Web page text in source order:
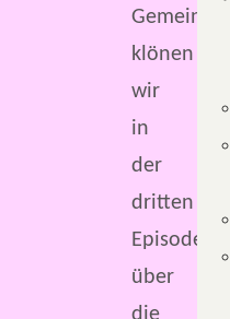
Gemeinsam
klönen
wir
in
der
dritten
Episode
über
die